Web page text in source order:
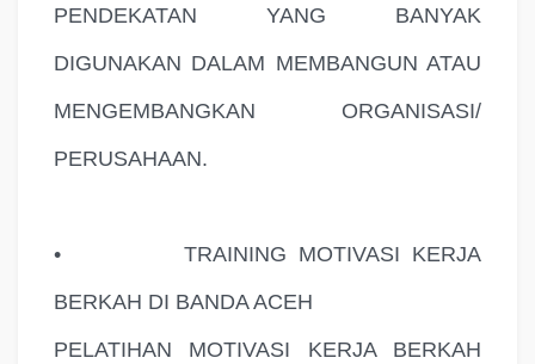
PENDEKATAN YANG BANYAK
DIGUNAKAN DALAM MEMBANGUN ATAU
MENGEMBANGKAN ORGANISASI/
PERUSAHAAN.
•
TRAINING MOTIVASI KERJA
BERKAH DI BANDA ACEH
PELATIHAN MOTIVASI KERJA BERKAH